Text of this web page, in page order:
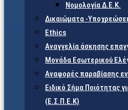
Νομολογία Δ.Ε.Κ.
Δικαιώματα -
Ethics
Αναγγελία άσκησης
Μονάδα Εσωτερικού
Αναφορές παραβίασης
Ειδικό Σήμα Ποιότητας
(Ε.Σ.Π.Ε.Κ)